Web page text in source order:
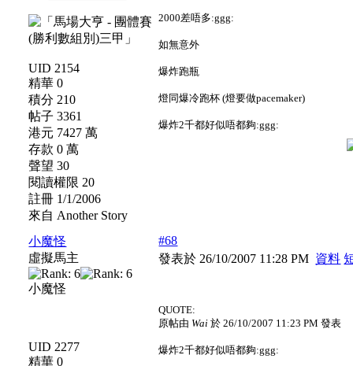
UID 2154
精華 0
積分 210
帖子 3361
港元 7427 萬
存款 0 萬
聲望 30
閱讀權限 20
註冊 1/1/2006
來自 Another Story
2000差唔多:ggg:
如無意外
爆炸跑瓶
燈同爆冷跑杯 (燈要做pacemaker)
爆炸2千都好似唔都夠:ggg:
小魔怪
虛擬馬主
小魔怪
UID 2277
精華 0
#68
發表於 26/10/2007 11:28 PM 資料
QUOTE:
原帖由 Wai 於 26/10/2007 11:23 PM 發表
爆炸2千都好似唔都夠:ggg: